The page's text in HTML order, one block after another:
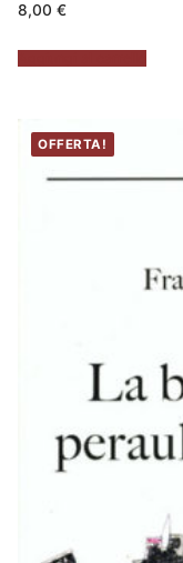
8,00 €
OFFERTA!